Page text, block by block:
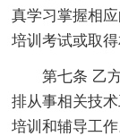
真学习掌握相
培训考试或取得
第七条 乙
排从事相关技
培训和辅导工作